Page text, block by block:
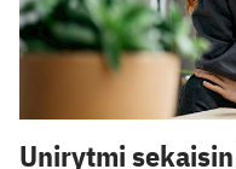
Unirytmi